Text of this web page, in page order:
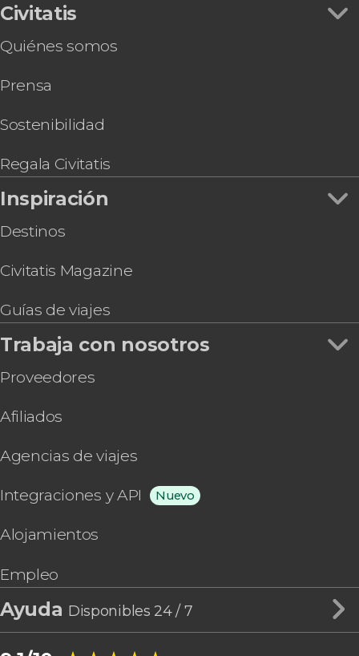
Civitatis
Quiénes somos
Prensa
Sostenibilidad
Regala Civitatis
Inspiración
Destinos
Civitatis Magazine
Guías de viajes
Trabaja con nosotros
Proveedores
Afiliados
Agencias de viajes
Integraciones y API Nuevo
Alojamientos
Empleo
Ayuda Disponibles 24 / 7